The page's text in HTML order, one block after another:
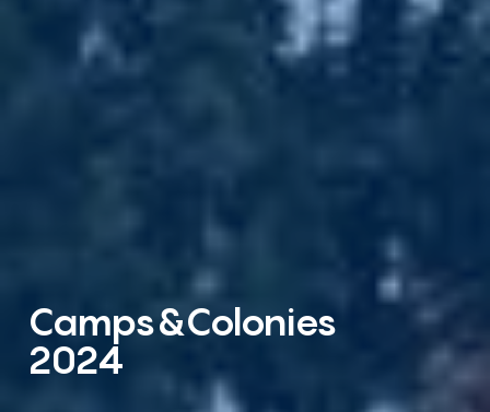
Camps&Colonies
2024